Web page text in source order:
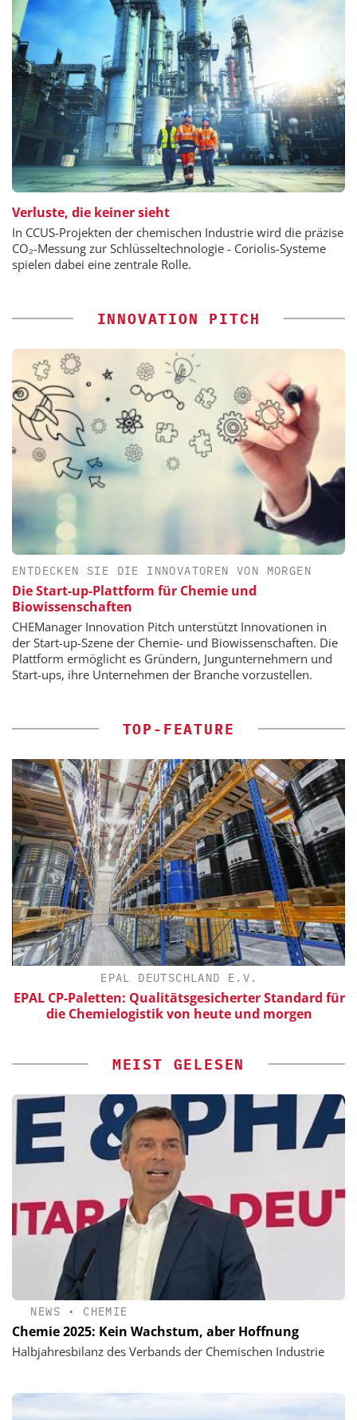
Verluste, die keiner sieht
In CCUS-Projekten der chemischen Industrie wird die präzise
CO₂-Messung zur Schlüsseltechnologie - Coriolis-Systeme
spielen dabei eine zentrale Rolle.
INNOVATION PITCH
ENTDECKEN SIE DIE INNOVATOREN VON MORGEN
Die Start-up-Plattform für Chemie und
Biowissenschaften
CHEManager Innovation Pitch unterstützt Innovationen in
der Start-up-Szene der Chemie- und Biowissenschaften. Die
Plattform ermöglicht es Gründern, Jungunternehmern und
Start-ups, ihre Unternehmen der Branche vorzustellen.
TOP-FEATURE
EPAL DEUTSCHLAND E.V.
EPAL CP-Paletten: Qualitätsgesicherter Standard für
die Chemielogistik von heute und morgen
MEIST GELESEN
NEWS • CHEMIE
Chemie 2025: Kein Wachstum, aber Hoffnung
Halbjahresbilanz des Verbands der Chemischen Industrie